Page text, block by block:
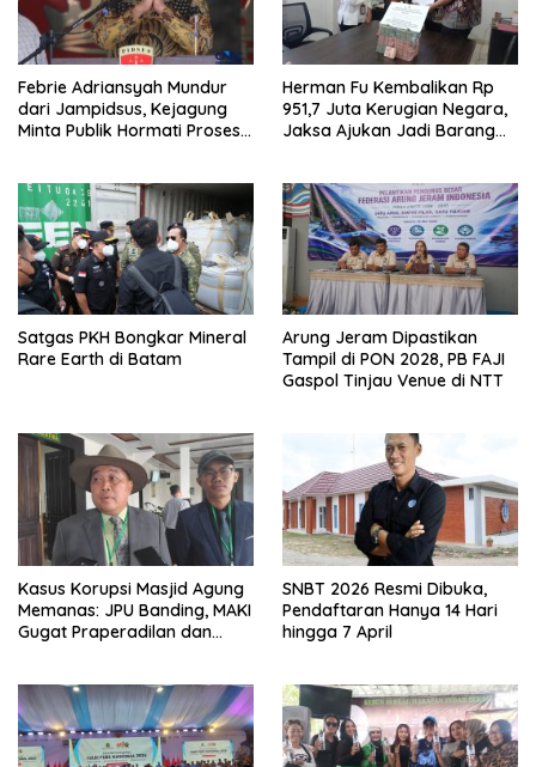
Febrie Adriansyah Mundur
dari Jampidsus, Kejagung
Minta Publik Hormati Proses
Herman Fu Kembalikan Rp
951,7 Juta Kerugian Negara,
Jaksa Ajukan Jadi Barang
Satgas PKH Bongkar Mineral
Arung Jeram Dipastikan
Tampil di PON 2028, PB FAJI
Gaspol Tinjau Venue di NTT
Kasus Korupsi Masjid Agung
Memanas: JPU Banding, MAKI
Gugat Praperadilan dan
SNBT 2026 Resmi Dibuka,
Pendaftaran Hanya 14 Hari
hingga 7 April